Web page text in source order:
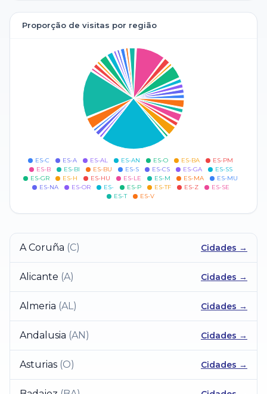
Proporção de visitas por região
ES-C ES-A ES-AL ES-AN ES-O ES-BA
ES-PM
ES-B
ES-BI ES-BU ES-S ES-CS ES-GA
ES-SS
ES-GR
ES-H ES-HU ES-LE ES-M ES-MA
ES-MU
ES-NA
ES-OR ES- ES-P ES-TF ES-Z
ES-SE
ES-T
ES-V
A Coruña (C) Cidades →
Alicante (A) Cidades →
Almeria (AL) Cidades →
Andalusia (AN) Cidades →
Asturias (O) Cidades →